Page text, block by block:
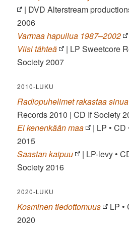
| DVD Alterstream
2006
Varmaa hapuilua 1987–2002
Viisi tähteä
| LP Sweetcore
Society 2007
2010-LUKU
Radiopuhelimet rakastaa sinua
Records 2010 | CD If Society
Ei kenenkään maa
| LP •
2015
Saastan kaipuu
| LP-levy •
Society 2016
2020-LUKU
Kosminen tiedottomuus
LP •
2020